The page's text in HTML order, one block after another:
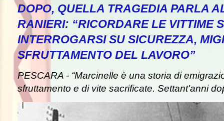
DOPO, QUELLA TRAGEDIA PARLA
RANIERI: “RICORDARE LE VITTIME
INTERROGARSI SU SICUREZZA,
SFRUTTAMENTO DEL LAVORO”
PESCARA - “Marcinelle è una storia di
sfruttamento e di vite sacrificate. Settant'anni